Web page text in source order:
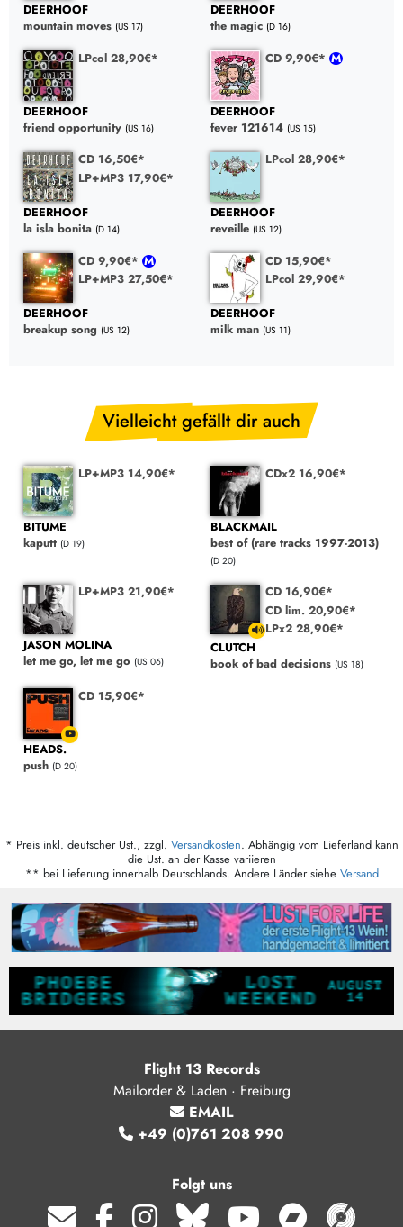
DEERHOOF
mountain moves (US 17)
DEERHOOF
the magic (D 16)
LPcol 28,90€*
DEERHOOF
friend opportunity (US 16)
CD 9,90€*
DEERHOOF
fever 121614 (US 15)
CD 16,50€*
LP+MP3 17,90€*
DEERHOOF
la isla bonita (D 14)
LPcol 28,90€*
DEERHOOF
reveille (US 12)
CD 9,90€*
LP+MP3 27,50€*
DEERHOOF
breakup song (US 12)
CD 15,90€*
LPcol 29,90€*
DEERHOOF
milk man (US 11)
Vielleicht gefällt dir auch
LP+MP3 14,90€*
BITUME
kaputt (D 19)
CDx2 16,90€*
BLACKMAIL
best of (rare tracks 1997-2013)
(D 20)
LP+MP3 21,90€*
JASON MOLINA
let me go, let me go (US 06)
CD 16,90€*
CD lim. 20,90€*
LPx2 28,90€*
CLUTCH
book of bad decisions (US 18)
CD 15,90€*
HEADS.
push (D 20)
* Preis inkl. deutscher Ust., zzgl. Versandkosten. Abhängig vom Lieferland kann
die Ust. an der Kasse variieren
** bei Lieferung innerhalb Deutschlands. Andere Länder siehe Versand
Flight 13 Records
Mailorder & Laden · Freiburg
EMAIL
+49 (0)761 208 990
Folgt uns